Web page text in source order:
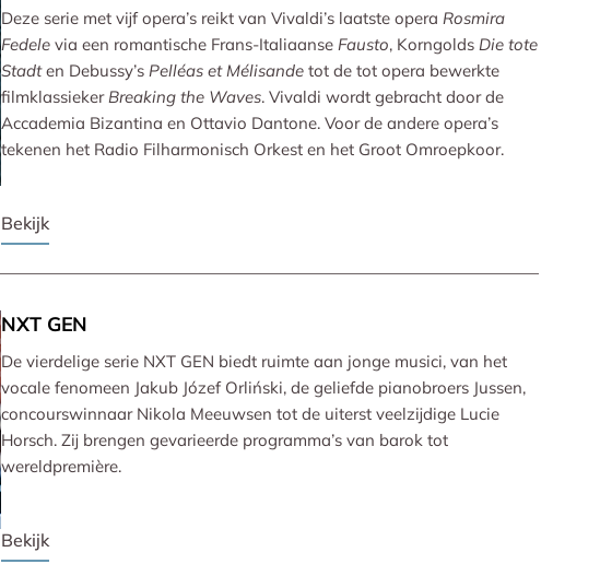
Deze serie met vijf opera’s reikt van Vivaldi’s laatste opera Rosmira
Fedele via een romantische Frans-Italiaanse Fausto, Korngolds Die tote
Stadten Debussy’s Pelléas et Mélisande tot de tot opera bewerkte
filmklassiekerBreaking the Waves. Vivaldi wordt gebracht door de
Accademia Bizantina en Ottavio Dantone. Voor de andere opera’s
tekenen het Radio Filharmonisch Orkest en het Groot Omroepkoor.
Bekijk
NXT GEN
De vierdelige serie NXT GEN biedt ruimte aan jonge musici, van het
vocale fenomeen Jakub Józef Orliński, de geliefde pianobroers Jussen,
concourswinnaar Nikola Meeuwsen tot de uiterst veelzijdige Lucie
Horsch. Zij brengen gevarieerde programma’s van barok tot
wereldpremière.
Bekijk